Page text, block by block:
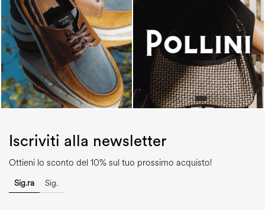
Iscriviti alla newsletter
Ottieni lo sconto del 10% sul tuo prossimo acquisto!
Sig.ra Sig.